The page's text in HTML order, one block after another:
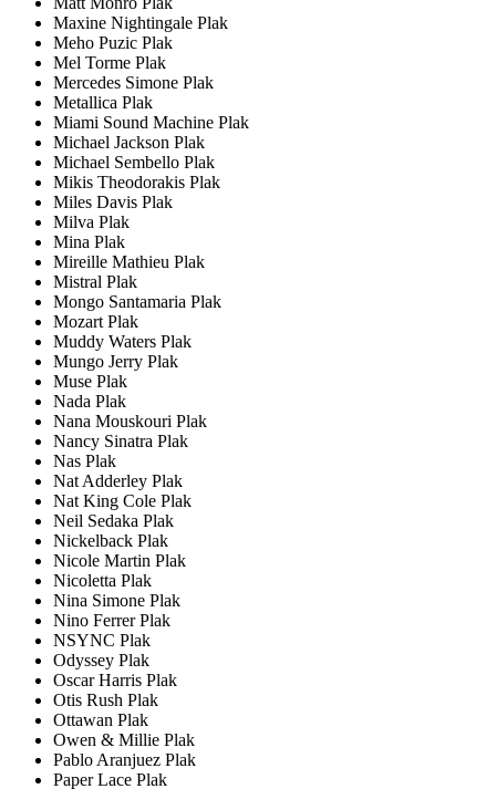
Maxine Nightingale Plak
Meho Puzic Plak
Mel Torme Plak
Mercedes Simone Plak
Metallica Plak
Miami Sound Machine Plak
Michael Jackson Plak
Michael Sembello Plak
Mikis Theodorakis Plak
Miles Davis Plak
Milva Plak
Mina Plak
Mireille Mathieu Plak
Mistral Plak
Mongo Santamaria Plak
Mozart Plak
Muddy Waters Plak
Mungo Jerry Plak
Muse Plak
Nada Plak
Nana Mouskouri Plak
Nancy Sinatra Plak
Nas Plak
Nat Adderley Plak
Nat King Cole Plak
Neil Sedaka Plak
Nickelback Plak
Nicole Martin Plak
Nicoletta Plak
Nina Simone Plak
Nino Ferrer Plak
NSYNC Plak
Odyssey Plak
Oscar Harris Plak
Otis Rush Plak
Ottawan Plak
Owen & Millie Plak
Pablo Aranjuez Plak
Paper Lace Plak